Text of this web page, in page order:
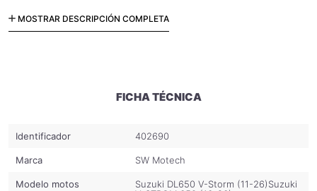
Protector de motor
MOSTRAR DESCRIPCIÓN COMPLETA
FICHA TÉCNICA
Identificador 402690
Marca SW Motech
Modelo motos Suzuki DL650 V-Storm (11-26)Suzuki